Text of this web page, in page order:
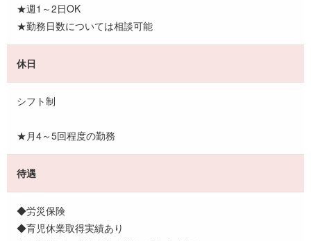
★週1～2日OK
★勤務日数については相談可能
休日
シフト制
★月4～5回程度の勤務
待遇
◆労災保険
◆育児休業取得実績あり